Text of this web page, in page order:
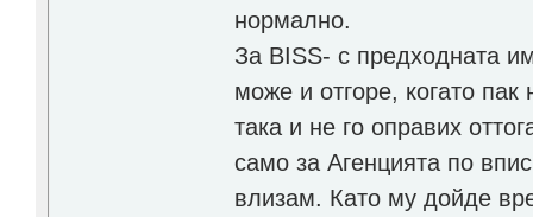
нормално.
За BISS- с предходната
може и отгоре, когато
така и не го оправих
само за Агенцията по
влизам. Като му дойде